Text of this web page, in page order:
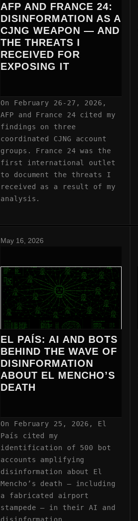
AFP AND FRANCE 24:
DISINFORMATION AS A
CJNG WEAPON — AND
THE THREATS I
RECEIVED FOR
EXPOSING IT
On February 26-27, 2026,
AFP and France 24 cited my
findings on three
coordinated CJNG account
groups. France 24 was the
first international outlet
to document the threats I
received as a result of my
analysis.
May 16, 2026
EL PAÍS: AI AND BOTS
BEHIND THE WAVE OF
DISINFORMATION
ABOUT EL MENCHO’S
DEATH
On February 25, 2026, El
País cited my
identification of 500 bot
accounts amplifying
disinformation about El
Mencho’s death — including
a fabricated airport
stampede — in their AI and
disinformation